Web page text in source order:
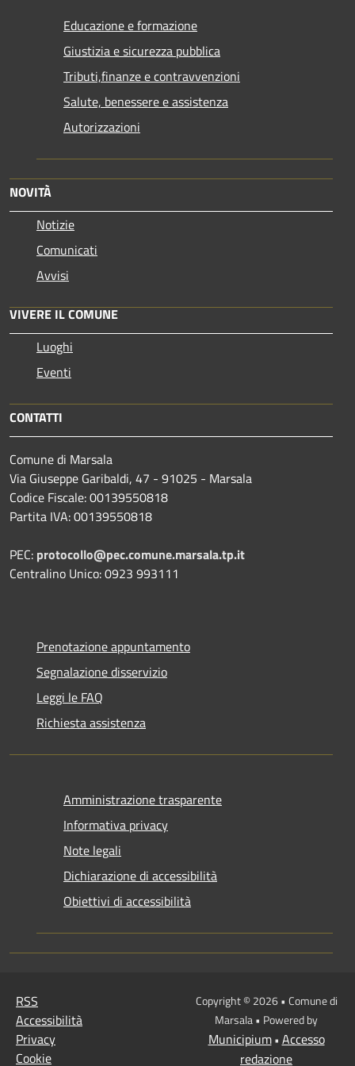
Educazione e formazione
Giustizia e sicurezza pubblica
Tributi,finanze e contravvenzioni
Salute, benessere e assistenza
Autorizzazioni
NOVITÀ
Notizie
Comunicati
Avvisi
VIVERE IL COMUNE
Luoghi
Eventi
CONTATTI
Comune di Marsala
Via Giuseppe Garibaldi, 47 - 91025 - Marsala
Codice Fiscale: 00139550818
Partita IVA: 00139550818
PEC: protocollo@pec.comune.marsala.tp.it
Centralino Unico: 0923 993111
Prenotazione appuntamento
Segnalazione disservizio
Leggi le FAQ
Richiesta assistenza
Amministrazione trasparente
Informativa privacy
Note legali
Dichiarazione di accessibilità
Obiettivi di accessibilità
RSS
Accessibilità
Privacy
Cookie
Copyright © 2026 • Comune di
Marsala • Powered by
Municipium• Accesso
redazione